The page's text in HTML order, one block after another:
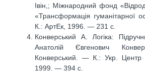
Івін,; Міжнародний фонд
«Трансформація гуманітарної
К.: АртЕк, 1996. — 231 с.
Конверський А. Логіка:
Анатолій Євгенович
Конверський. — К.: Укр. Центр
1999. — 394 с.